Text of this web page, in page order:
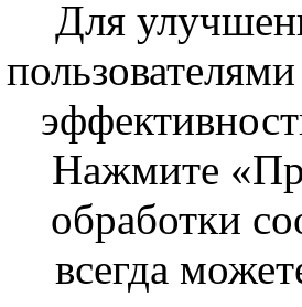
Для
Нажмите
обработки
всегда